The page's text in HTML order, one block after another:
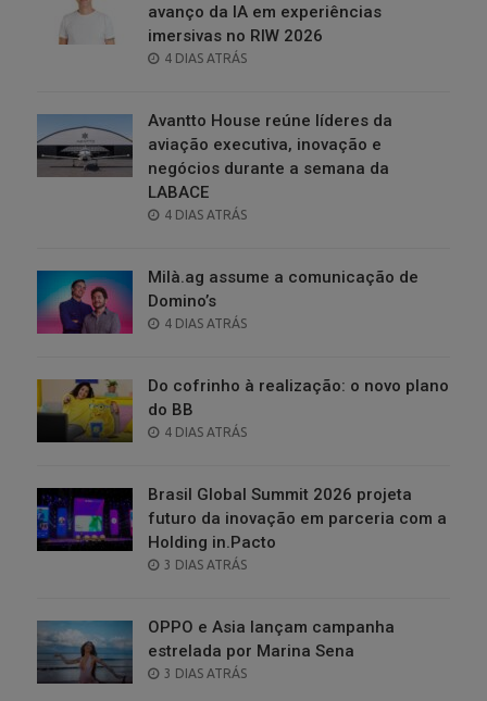
avanço da IA em experiências
imersivas no RIW 2026
POSTED
4 DIAS ATRÁS
Avantto House reúne líderes da
aviação executiva, inovação e
negócios durante a semana da
LABACE
POSTED
4 DIAS ATRÁS
Milà.ag assume a comunicação de
Domino’s
POSTED
4 DIAS ATRÁS
Do cofrinho à realização: o novo plano
do BB
POSTED
4 DIAS ATRÁS
Brasil Global Summit 2026 projeta
futuro da inovação em parceria com a
Holding in.Pacto
POSTED
3 DIAS ATRÁS
OPPO e Asia lançam campanha
estrelada por Marina Sena
POSTED
3 DIAS ATRÁS